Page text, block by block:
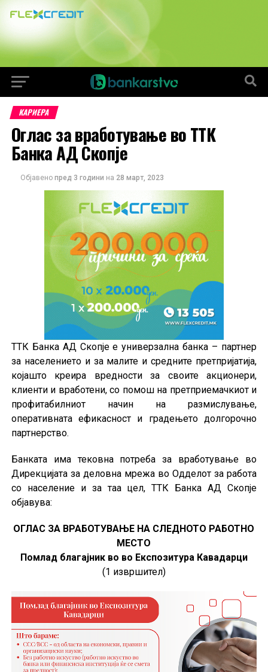
КАРИЕРА
Оглас за вработување во ТТК
Банка АД Скопје
Објавено пред 3 години на 28 март, 2023
ТТК Банка АД Скопје е универзална банка – партнер
за населението и за малите и средните претпријатија,
којашто креира вредности за своите акционери,
клиенти и вработени, со помош на претприемачкиот и
профитабилниот начин на размислување,
оперативната ефикасност и градењето долгорочно
партнерство.
Банката има тековна потреба за вработување во
Дирекцијата за деловна мрежа во Одделот за работа
со население и за таа цел, ТТК Банка АД Скопје
објавува:
ОГЛАС ЗА ВРАБОТУВАЊЕ НА СЛЕДНОТО РАБОТНО
МЕСТО
Помлад благајник во во Експозитура Кавадарци
(1 извршител)